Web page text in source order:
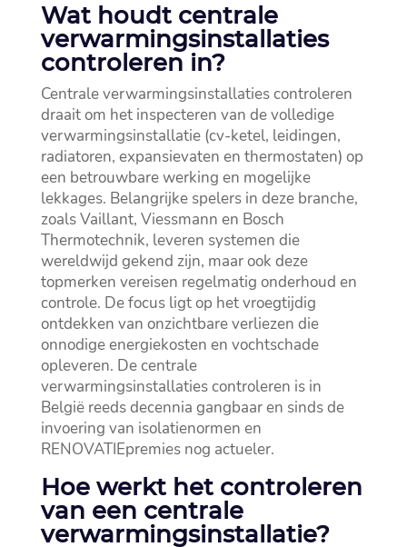
Wat houdt centrale
verwarmingsinstallaties
controleren in?
Centrale verwarmingsinstallaties controleren
draait om het inspecteren van de volledige
verwarmingsinstallatie (cv-ketel, leidingen,
radiatoren, expansievaten en thermostaten) op
een betrouwbare werking en mogelijke
lekkages.​ Belangrijke spelers in deze branche,
zoals Vaillant, Viessmann en Bosch
Thermotechnik, leveren systemen die
wereldwijd gekend zijn, maar ook deze
topmerken vereisen regelmatig onderhoud en
controle.​ De focus ligt op het vroegtijdig
ontdekken van onzichtbare verliezen die
onnodige energiekosten en vochtschade
opleveren.​ De centrale
verwarmingsinstallaties controleren is in
België reeds decennia gangbaar en sinds de
invoering van isolatienormen en
RENOVATIEpremies nog actueler.​
Hoe werkt het controleren
van een centrale
verwarmingsinstallatie?